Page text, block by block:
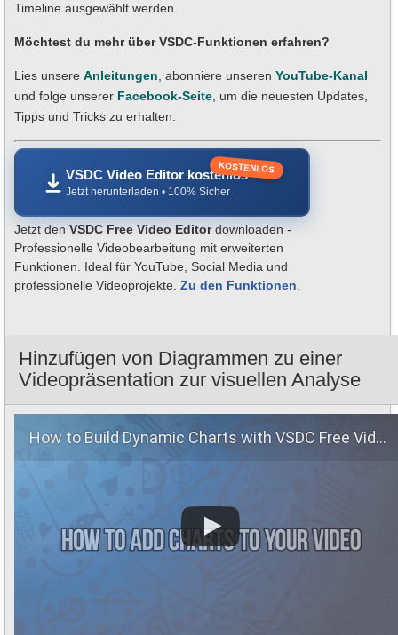
Timeline ausgewählt werden.
Möchtest du mehr über VSDC-Funktionen erfahren?
Lies unsere Anleitungen, abonniere unseren YouTube-Kanal
und folge unserer Facebook-Seite, um die neuesten Updates,
Tipps und Tricks zu erhalten.
VSDC Video Editor kostenlos
Jetzt herunterladen • 100% Sicher
KOSTENLOS
Jetzt den VSDC Free Video Editordownloaden -
Professionelle Videobearbeitung mit erweiterten
Funktionen. Ideal für YouTube, Social Media und
professionelle Videoprojekte. Zu den Funktionen.
Hinzufügen von Diagrammen zu einer
Videopräsentation zur visuellen Analyse
How to Build Dynamic Charts with VSDC Free Video Editor